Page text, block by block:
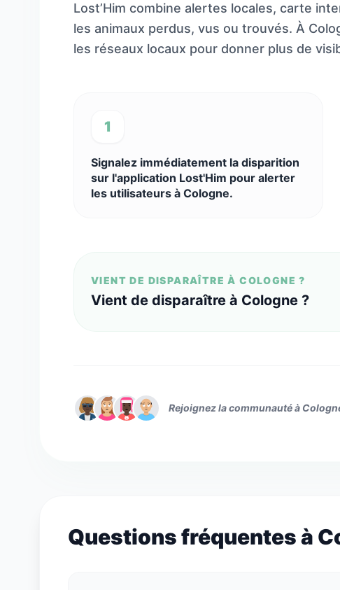
Lost’Him combine alertes locales, carte
les animaux perdus, vus ou trouvés. À
les réseaux locaux pour donner plus de
1
Signalez immédiatement la disparition
sur l'application Lost'Him pour alerter
les utilisateurs à Cologne.
VIENT DE DISPARAÎTRE À COLOGNE ?
Vient de disparaître à Cologne ?
Rejoignez la communauté à
Questions fréquentes à